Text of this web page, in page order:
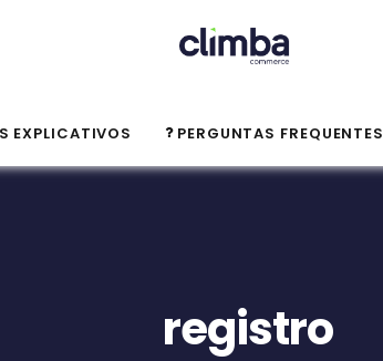
EXPLICATIVOS PERGUNTAS FREQUENTES
registro